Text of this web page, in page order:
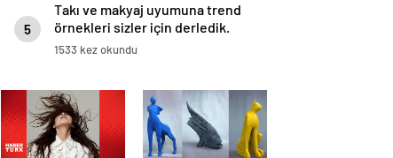
5
Takı ve makyaj uyumuna trend
örnekleri sizler için derledik.
1533 kez okundu